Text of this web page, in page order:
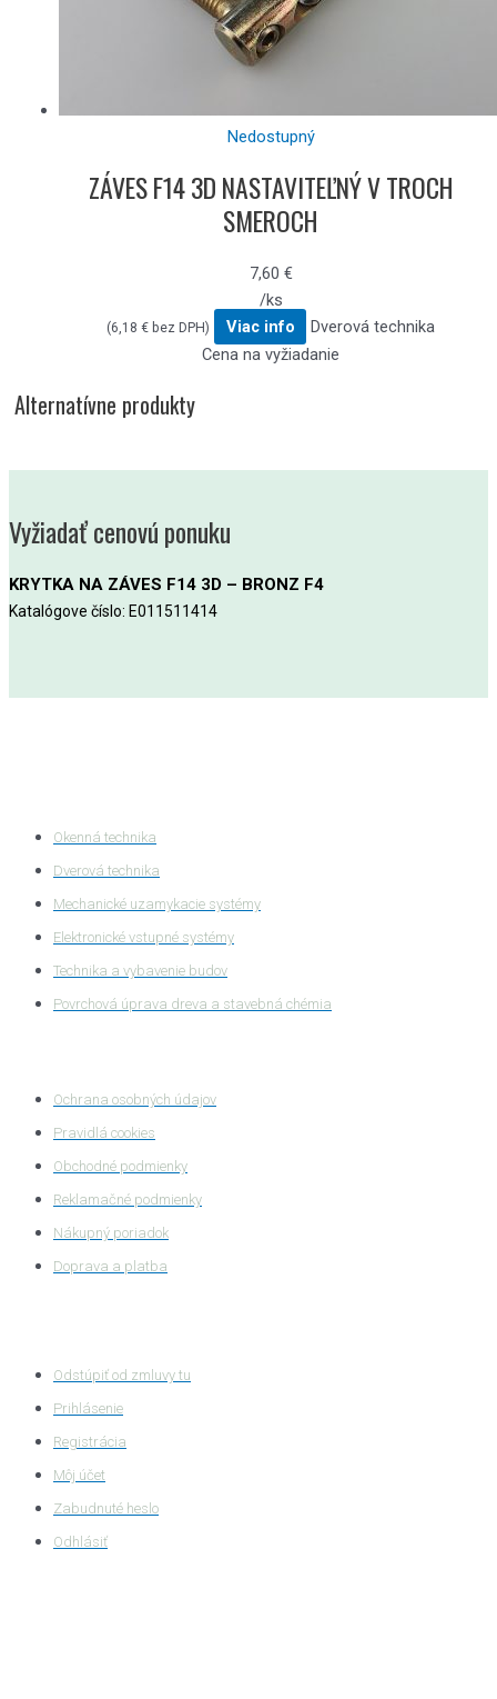
Nedostupný
ZÁVES F14 3D NASTAVITEĽNÝ V TROCH
SMEROCH
7,60 €
/ks
(6,18 €bez DPH) Viac info
Dverová technika
Cena na vyžiadanie
Alternatívne produkty
Vyžiadať cenovú ponuku
KRYTKA NA ZÁVES F14 3D – BRONZ F4
Katalógove číslo: E011511414
Okenná technika
Dverová technika
Mechanické uzamykacie systémy
Elektronické vstupné systémy
Technika a vybavenie budov
Povrchová úprava dreva a stavebná chémia
Ochrana osobných údajov
Pravidlá cookies
Obchodné podmienky
Reklamačné podmienky
Nákupný poriadok
Doprava a platba
Odstúpiť od zmluvy tu
Prihlásenie
Registrácia
Môj účet
Zabudnuté heslo
Odhlásiť